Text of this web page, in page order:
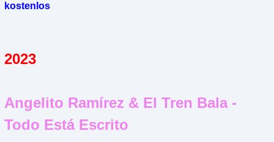
kostenlos
2023
Angelito Ramírez & El Tren Bala -
Todo Está Escrito